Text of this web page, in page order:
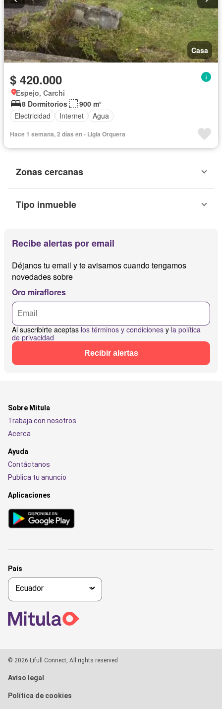
Casa
$ 420.000
Espejo, Carchi
8 Dormitorios
900 m²
Electricidad
Internet Agua
Hace 1 semana, 2 días en - Ligia Orquera
Zonas cercanas
Tipo inmueble
Recibe alertas por email
Déjanos tu email y te avisamos cuando tengamos
novedades sobre
Oro miraflores
Al suscribirte aceptas los términos y condiciones y la política
de privacidad
Recibir alertas
Sobre Mitula
Trabaja con nosotros
Acerca
Ayuda
Contáctanos
Publica tu anuncio
Aplicaciones
País
© 2026 Lifull Connect, All rights reserved
Aviso legal
Política de cookies